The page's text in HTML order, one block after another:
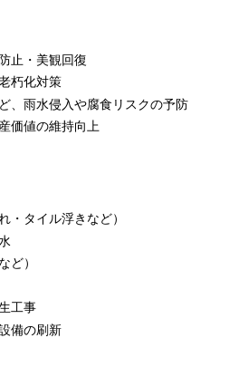
止・美観回復
朽化対策
、雨水侵入や腐食リスクの予防
価値の維持向上
・タイル浮きなど）
ど）
工事
備の刷新